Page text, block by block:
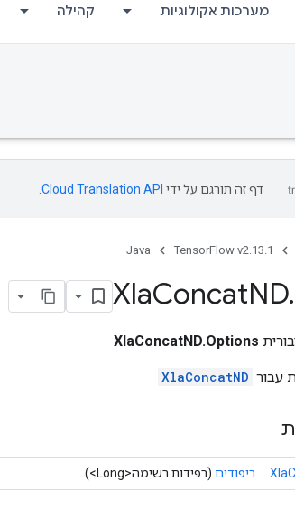
מערכות אקולוגיות קהילה
דף זה תורגם על ידי Cloud Translation API
TensorFlow v2.13.1
Java
XlaConcatND.
XlaConcatND.Options
עבור XlaConcatND
ריפודים (רפידות רשימה<Long>)